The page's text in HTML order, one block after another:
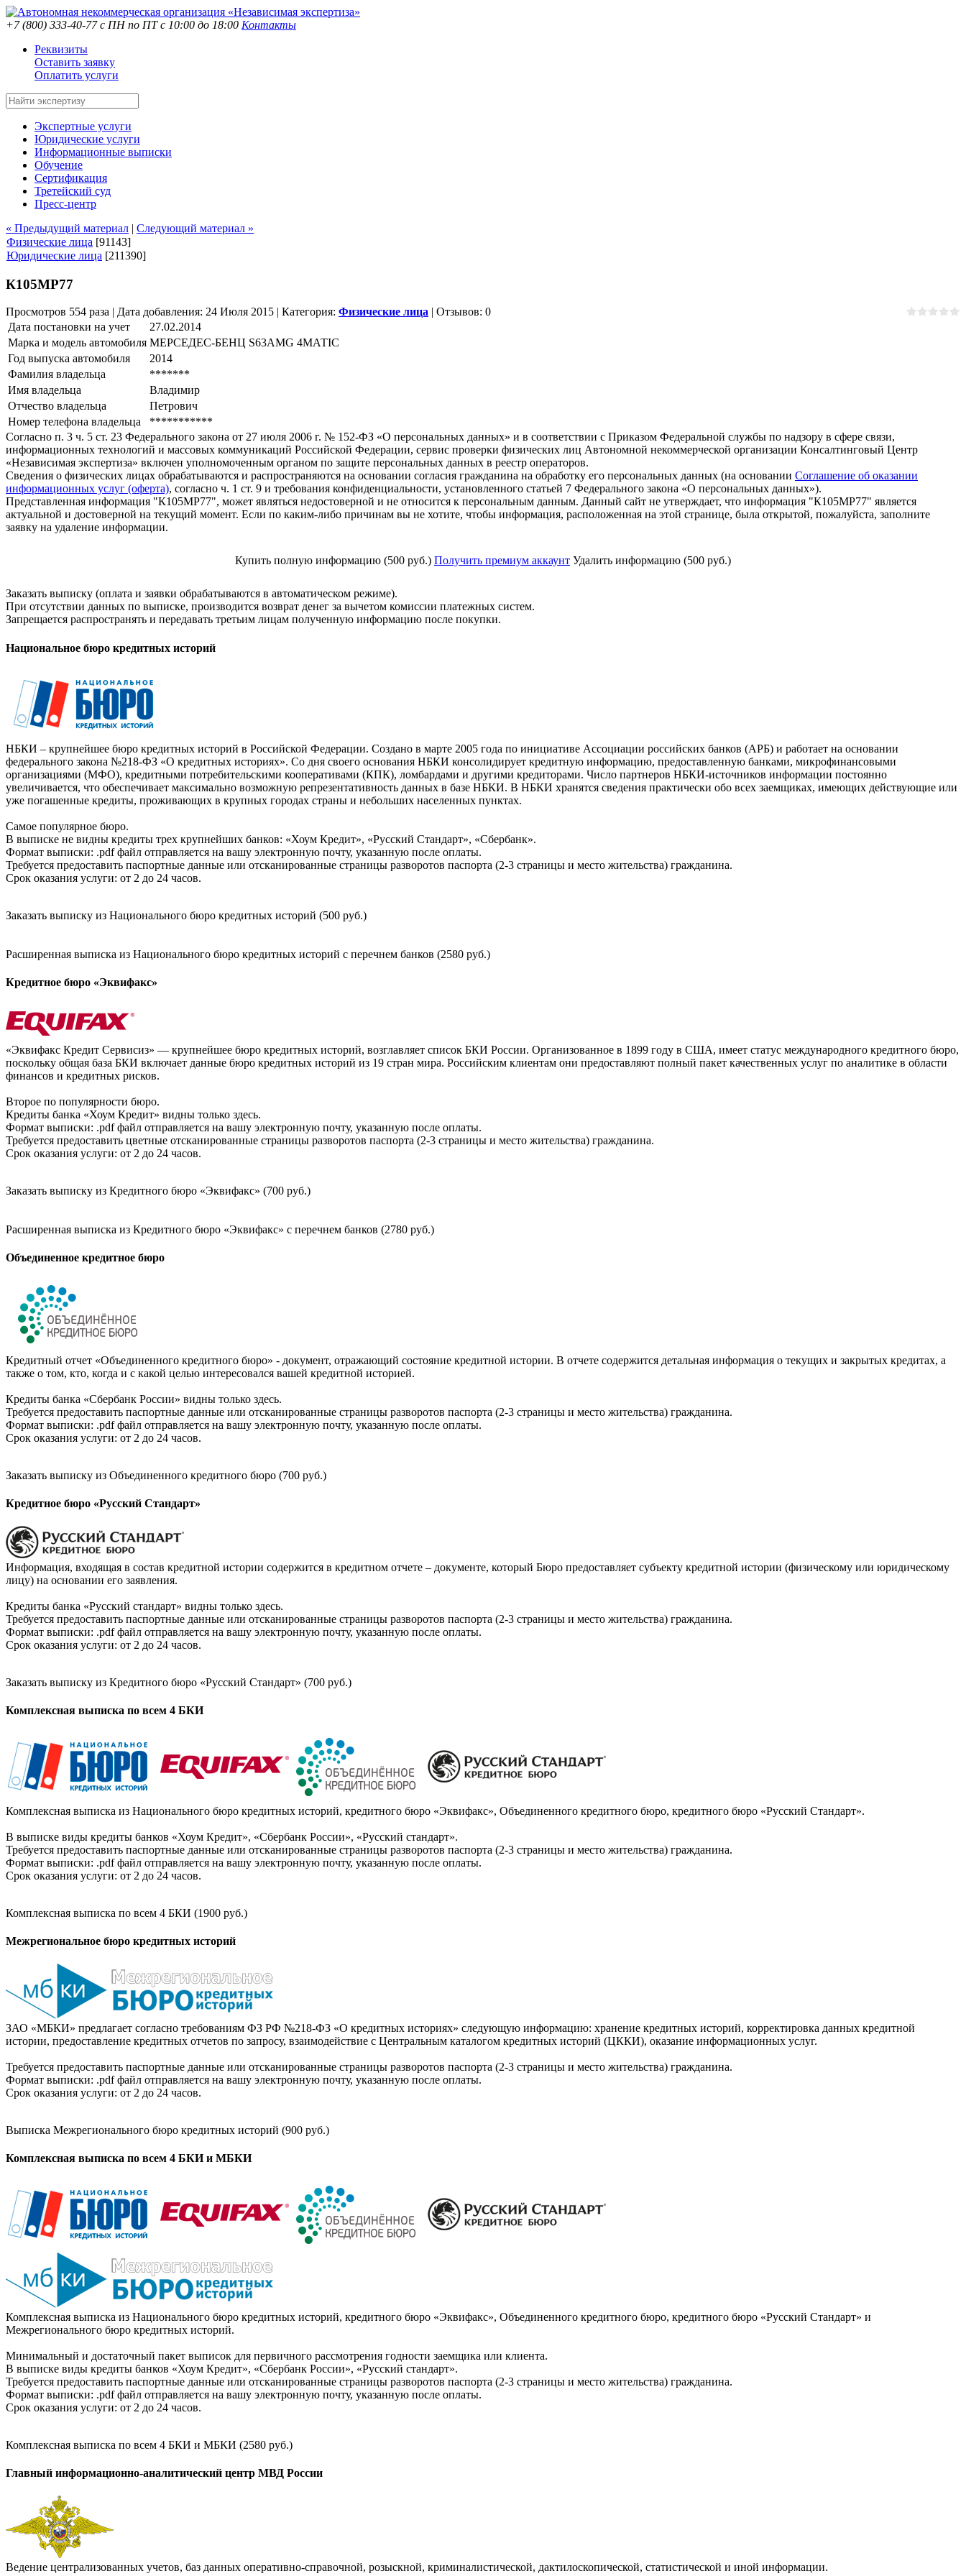
+7 (800) 333-40-77с ПН по ПТ с 10:00 до 18:00 Контакты
Реквизиты
Оставить заявку
Оплатить услуги
Экспертные услуги
Юридические услуги
Информационные выписки
Обучение
Сертификация
Третейский суд
Пресс-центр
« Предыдущий материал | Следующий материал »
Физические лица [91143]
Юридические лица [211390]
К105МР77
Просмотров 554 раза | Дата добавления: 24 Июля 2015 | Категория: Физические лица | Отзывов: 0
Дата постановки на учет
27.02.2014
Марка и модель автомобиля МЕРСЕДЕС-БЕНЦ S63АМG 4МАТIС
Год выпуска автомобиля
2014
Фамилия владельца
*******
Имя владельца
Владимир
Отчество владельца
Петрович
Номер телефона владельца
***********
Согласно п. 3 ч. 5 ст. 23 Федерального закона от 27 июля 2006 г. № 152-ФЗ «О персональных данных» и в соответствии с Приказом Федеральной службы по надзору в сфере связи,
информационных технологий и массовых коммуникаций Российской Федерации, сервис проверки физических лиц Автономной некоммерческой организации Консалтинговый Центр
«Независимая экспертиза» включен уполномоченным органом по защите персональных данных в реестр операторов.
Сведения о физических лицах обрабатываются и распространяются на основании согласия гражданина на обработку его персональных данных (на основании Соглашение об оказании
информационных услуг (оферта), согласно ч. 1 ст. 9 и требования конфиденциальности, установленного статьей 7 Федерального закона «О персональных данных»).
Представленная информация "К105МР77", может являться недостоверной и не относится к персональным данным. Данный сайт не утверждает, что информация "К105МР77" является
актуальной и достоверной на текущий момент. Если по каким-либо причинам вы не хотите, чтобы информация, расположенная на этой странице, была открытой, пожалуйста, заполните
заявку на удаление информации.
Купить полную информацию (500 руб.) Получить премиум аккаунт Удалить информацию (500 руб.)
Заказать выписку (оплата и заявки обрабатываются в автоматическом режиме).
При отсутствии данных по выписке, производится возврат денег за вычетом комиссии платежных систем.
Запрещается распространять и передавать третьим лицам полученную информацию после покупки.
Национальное бюро кредитных историй
НБКИ – крупнейшее бюро кредитных историй в Российской Федерации. Создано в марте 2005 года по инициативе Ассоциации российских банков (АРБ) и работает на основании
федерального закона №218-ФЗ «О кредитных историях». Со дня своего основания НБКИ консолидирует кредитную информацию, предоставленную банками, микрофинансовыми
организациями (МФО), кредитными потребительскими кооперативами (КПК), ломбардами и другими кредиторами. Число партнеров НБКИ-источников информации постоянно
увеличивается, что обеспечивает максимально возможную репрезентативность данных в базе НБКИ. В НБКИ хранятся сведения практически обо всех заемщиках, имеющих действующие или
уже погашенные кредиты, проживающих в крупных городах страны и небольших населенных пунктах.
Самое популярное бюро.
В выписке не видны кредиты трех крупнейших банков: «Хоум Кредит», «Русский Стандарт», «Сбербанк».
Формат выписки: .pdf файл отправляется на вашу электронную почту, указанную после оплаты.
Требуется предоставить паспортные данные или отсканированные страницы разворотов паспорта (2-3 страницы и место жительства) гражданина.
Срок оказания услуги: от 2 до 24 часов.
Заказать выписку из Национального бюро кредитных историй (500 руб.)
Расширенная выписка из Национального бюро кредитных историй с перечнем банков (2580 руб.)
Кредитное бюро «Эквифакс»
«Эквифакс Кредит Сервисиз» — крупнейшее бюро кредитных историй, возглавляет список БКИ России. Организованное в 1899 году в США, имеет статус международного кредитного бюро,
поскольку общая база БКИ включает данные бюро кредитных историй из 19 стран мира. Российским клиентам они предоставляют полный пакет качественных услуг по аналитике в области
финансов и кредитных рисков.
Второе по популярности бюро.
Кредиты банка «Хоум Кредит» видны только здесь.
Формат выписки: .pdf файл отправляется на вашу электронную почту, указанную после оплаты.
Требуется предоставить цветные отсканированные страницы разворотов паспорта (2-3 страницы и место жительства) гражданина.
Срок оказания услуги: от 2 до 24 часов.
Заказать выписку из Кредитного бюро «Эквифакс» (700 руб.)
Расширенная выписка из Кредитного бюро «Эквифакс» с перечнем банков (2780 руб.)
Объединенное кредитное бюро
Кредитный отчет «Объединенного кредитного бюро» - документ, отражающий состояние кредитной истории. В отчете содержится детальная информация о текущих и закрытых кредитах, а
также о том, кто, когда и с какой целью интересовался вашей кредитной историей.
Кредиты банка «Сбербанк России» видны только здесь.
Требуется предоставить паспортные данные или отсканированные страницы разворотов паспорта (2-3 страницы и место жительства) гражданина.
Формат выписки: .pdf файл отправляется на вашу электронную почту, указанную после оплаты.
Срок оказания услуги: от 2 до 24 часов.
Заказать выписку из Объединенного кредитного бюро (700 руб.)
Кредитное бюро «Русский Стандарт»
Информация, входящая в состав кредитной истории содержится в кредитном отчете – документе, который Бюро предоставляет субъекту кредитной истории (физическому или юридическому
лицу) на основании его заявления.
Кредиты банка «Русский стандарт» видны только здесь.
Требуется предоставить паспортные данные или отсканированные страницы разворотов паспорта (2-3 страницы и место жительства) гражданина.
Формат выписки: .pdf файл отправляется на вашу электронную почту, указанную после оплаты.
Срок оказания услуги: от 2 до 24 часов.
Заказать выписку из Кредитного бюро «Русский Стандарт» (700 руб.)
Комплексная выписка по всем 4 БКИ
Комплексная выписка из Национального бюро кредитных историй, кредитного бюро «Эквифакс», Объединенного кредитного бюро, кредитного бюро «Русский Стандарт».
В выписке виды кредиты банков «Хоум Кредит», «Сбербанк России», «Русский стандарт».
Требуется предоставить паспортные данные или отсканированные страницы разворотов паспорта (2-3 страницы и место жительства) гражданина.
Формат выписки: .pdf файл отправляется на вашу электронную почту, указанную после оплаты.
Срок оказания услуги: от 2 до 24 часов.
Комплексная выписка по всем 4 БКИ (1900 руб.)
Межрегиональное бюро кредитных историй
ЗАО «МБКИ» предлагает согласно требованиям ФЗ РФ №218-ФЗ «О кредитных историях» следующую информацию: хранение кредитных историй, корректировка данных кредитной
истории, предоставление кредитных отчетов по запросу, взаимодействие с Центральным каталогом кредитных историй (ЦККИ), оказание информационных услуг.
Требуется предоставить паспортные данные или отсканированные страницы разворотов паспорта (2-3 страницы и место жительства) гражданина.
Формат выписки: .pdf файл отправляется на вашу электронную почту, указанную после оплаты.
Срок оказания услуги: от 2 до 24 часов.
Выписка Межрегионального бюро кредитных историй (900 руб.)
Комплексная выписка по всем 4 БКИ и МБКИ
Комплексная выписка из Национального бюро кредитных историй, кредитного бюро «Эквифакс», Объединенного кредитного бюро, кредитного бюро «Русский Стандарт» и
Межрегионального бюро кредитных историй.
Минимальный и достаточный пакет выписок для первичного рассмотрения годности заемщика или клиента.
В выписке виды кредиты банков «Хоум Кредит», «Сбербанк России», «Русский стандарт».
Требуется предоставить паспортные данные или отсканированные страницы разворотов паспорта (2-3 страницы и место жительства) гражданина.
Формат выписки: .pdf файл отправляется на вашу электронную почту, указанную после оплаты.
Срок оказания услуги: от 2 до 24 часов.
Комплексная выписка по всем 4 БКИ и МБКИ (2580 руб.)
Главный информационно-аналитический центр МВД России
Ведение централизованных учетов, баз данных оперативно-справочной, розыскной, криминалистической, дактилоскопической, статистической и иной информации.